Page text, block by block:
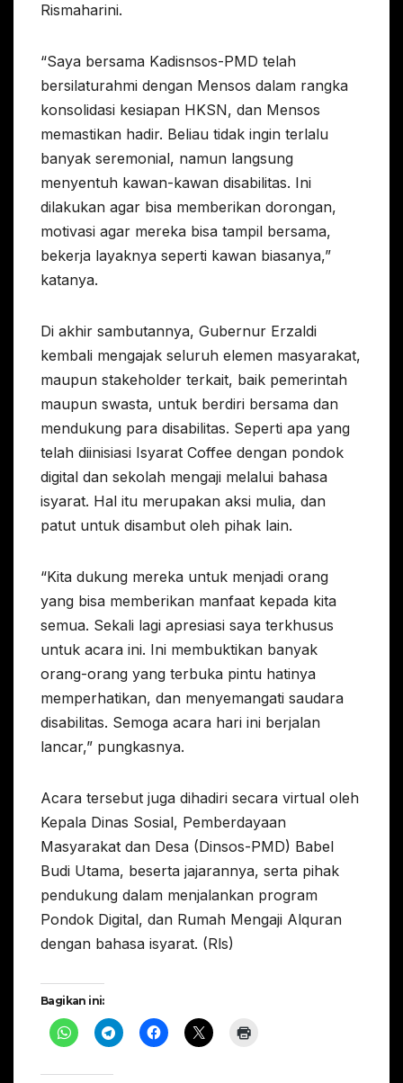
Rismaharini.
“Saya bersama Kadisnsos-PMD telah
bersilaturahmi dengan Mensos dalam rangka
konsolidasi kesiapan HKSN, dan Mensos
memastikan hadir. Beliau tidak ingin terlalu
banyak seremonial, namun langsung
menyentuh kawan-kawan disabilitas. Ini
dilakukan agar bisa memberikan dorongan,
motivasi agar mereka bisa tampil bersama,
bekerja layaknya seperti kawan biasanya,”
katanya.
Di akhir sambutannya, Gubernur Erzaldi
kembali mengajak seluruh elemen masyarakat,
maupun stakeholder terkait, baik pemerintah
maupun swasta, untuk berdiri bersama dan
mendukung para disabilitas. Seperti apa yang
telah diinisiasi Isyarat Coffee dengan pondok
digital dan sekolah mengaji melalui bahasa
isyarat. Hal itu merupakan aksi mulia, dan
patut untuk disambut oleh pihak lain.
“Kita dukung mereka untuk menjadi orang
yang bisa memberikan manfaat kepada kita
semua. Sekali lagi apresiasi saya terkhusus
untuk acara ini. Ini membuktikan banyak
orang-orang yang terbuka pintu hatinya
memperhatikan, dan menyemangati saudara
disabilitas. Semoga acara hari ini berjalan
lancar,” pungkasnya.
Acara tersebut juga dihadiri secara virtual oleh
Kepala Dinas Sosial, Pemberdayaan
Masyarakat dan Desa (Dinsos-PMD) Babel
Budi Utama, beserta jajarannya, serta pihak
pendukung dalam menjalankan program
Pondok Digital, dan Rumah Mengaji Alquran
dengan bahasa isyarat. (Rls)
Bagikan ini: